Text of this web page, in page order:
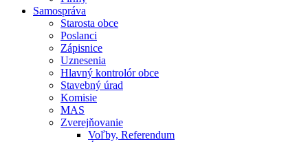
Samospráva
Starosta obce
Poslanci
Zápisnice
Uznesenia
Hlavný kontrolór obce
Stavebný úrad
Komisie
MAS
Zverejňovanie
Voľby, Referendum